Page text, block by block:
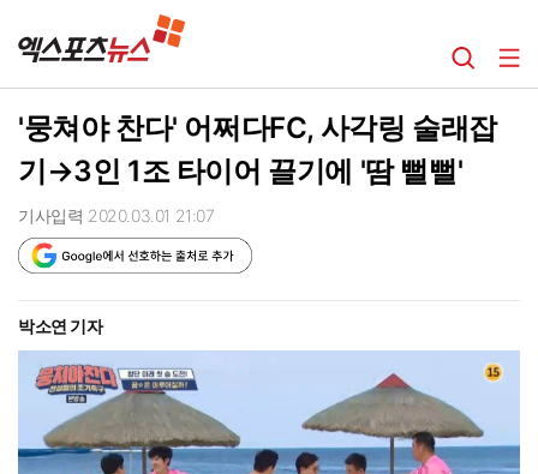
'뭉쳐야 찬다' 어쩌다FC, 사각링 술래잡
기→3인 1조 타이어 끌기에 '땀 뻘뻘'
기사입력 2020.03.01 21:07
박소연 기자